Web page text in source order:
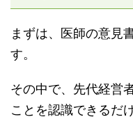
まずは、医師の意見
す。
その中で、先代経営
ことを認識できるだ